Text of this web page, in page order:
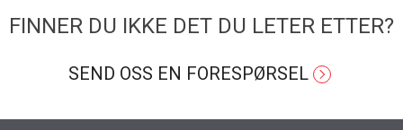
FINNER DU IKKE DET DU LETER ETTER?
SEND OSS EN FORESPØRSEL